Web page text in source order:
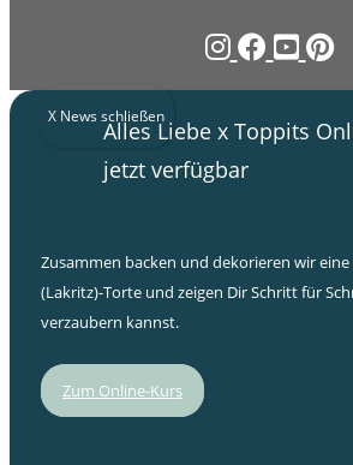
Alles Liebe x Toppits
jetzt verfügbar
Zusammen backen und dekorieren wir
(Lakritz)-Torte und zeigen Dir Schritt für
verzaubern kannst.
Zum Online-Kurs
X News schließen